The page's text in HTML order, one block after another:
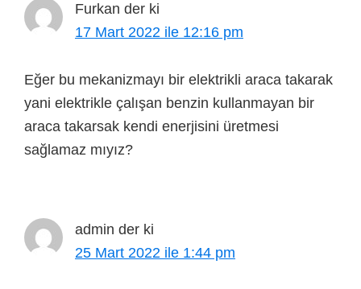
Furkan der ki
17 Mart 2022 ile 12:16 pm
Eğer bu mekanizmayı bir elektrikli araca takarak
yani elektrikle çalışan benzin kullanmayan bir
araca takarsak kendi enerjisini üretmesi
sağlamaz mıyız?
admin der ki
25 Mart 2022 ile 1:44 pm